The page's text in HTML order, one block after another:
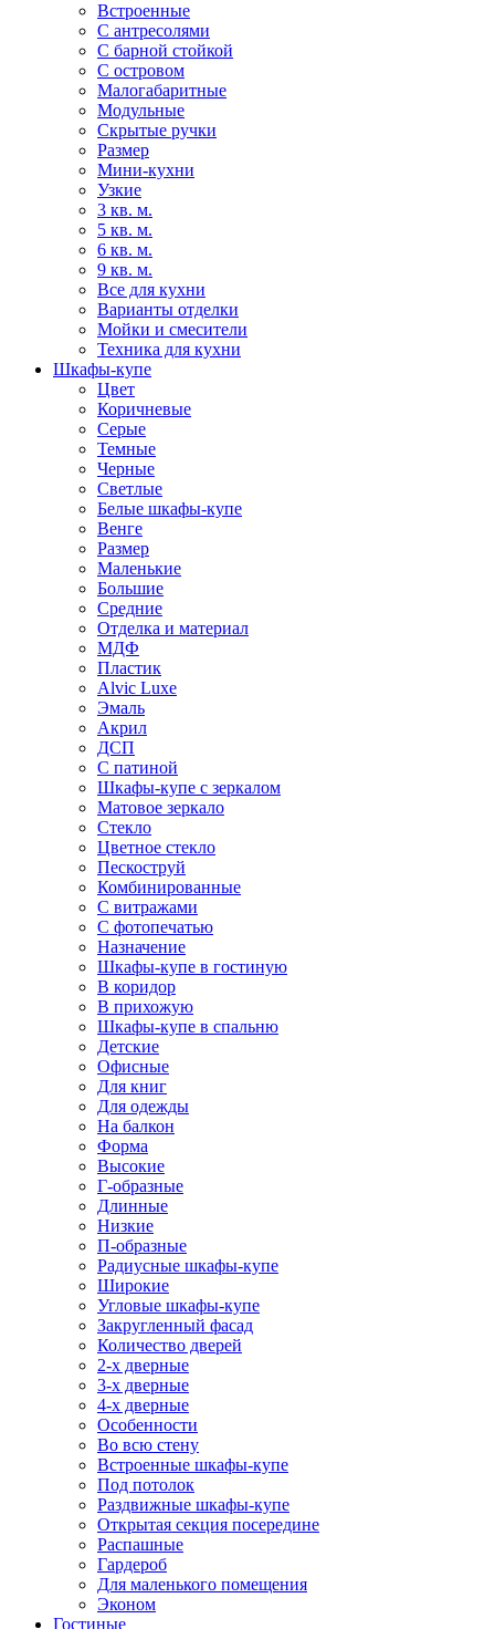
Встроенные
С антресолями
С барной стойкой
С островом
Малогабаритные
Модульные
Скрытые ручки
Размер
Мини-кухни
Узкие
3 кв. м.
5 кв. м.
6 кв. м.
9 кв. м.
Все для кухни
Варианты отделки
Мойки и смесители
Техника для кухни
Шкафы-купе
Цвет
Коричневые
Серые
Темные
Черные
Светлые
Белые шкафы-купе
Венге
Размер
Маленькие
Большие
Средние
Отделка и материал
МДФ
Пластик
Alvic Luxe
Эмаль
Акрил
ДСП
С патиной
Шкафы-купе с зеркалом
Матовое зеркало
Стекло
Цветное стекло
Пескоструй
Комбинированные
С витражами
С фотопечатью
Назначение
Шкафы-купе в гостиную
В коридор
В прихожую
Шкафы-купе в спальню
Детские
Офисные
Для книг
Для одежды
На балкон
Форма
Высокие
Г-образные
Длинные
Низкие
П-образные
Радиусные шкафы-купе
Широкие
Угловые шкафы-купе
Закругленный фасад
Количество дверей
2-х дверные
3-х дверные
4-х дверные
Особенности
Во всю стену
Встроенные шкафы-купе
Под потолок
Раздвижные шкафы-купе
Открытая секция посередине
Распашные
Гардероб
Для маленького помещения
Эконом
Гостиные